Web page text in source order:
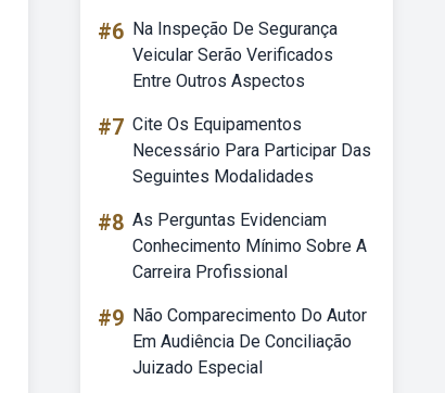
#6 Na Inspeção De Segurança
Veicular Serão Verificados
Entre Outros Aspectos
#7 Cite Os Equipamentos
Necessário Para Participar Das
Seguintes Modalidades
#8 As Perguntas Evidenciam
Conhecimento Mínimo Sobre A
Carreira Profissional
#9 Não Comparecimento Do Autor
Em Audiência De Conciliação
Juizado Especial